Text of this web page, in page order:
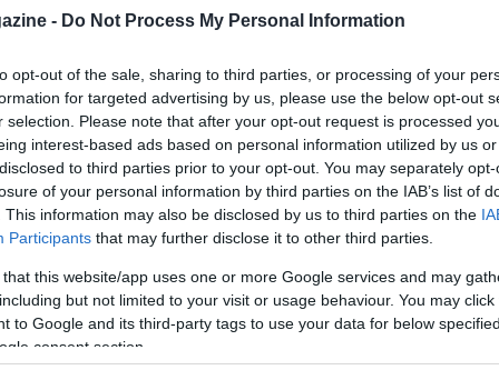
- Do Not Process My Personal Information
opt-out of the sale, sharing to third parties, or processing of your
for targeted advertising by us, please use the below opt-out
selection. Please note that after your opt-out request is processed
interest-based ads based on personal information utilized by us
to third parties prior to your opt-out. You may separately
of your personal information by third parties on the IAB’s list of
This information may also be disclosed by us to third parties on the
Participants that may further disclose it to other third parties.
that this website/app uses one or more Google services and may
but not limited to your visit or usage behaviour. You may
to Google and its third-party tags to use your data for below
consent section.
rilevante nella carriera diLara
di Susa. Dopo il saluto al gruppo
gareggia perAlbaniasin dall’estate 2026, è
deiHead Worldcup Rebels. Il
di un elemento fondamentale
Andrea Vianelloal suo fianco dal 2026.